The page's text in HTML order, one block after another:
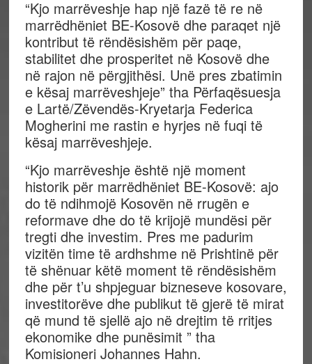
“Kjo marrëveshje hap një fazë të re në
marrëdhëniet BE-Kosovë dhe paraqet një
kontribut të rëndësishëm për paqe,
stabilitet dhe prosperitet në Kosovë dhe
në rajon në përgjithësi. Unë pres zbatimin
e kësaj marrëveshjeje” tha Përfaqësuesja
e Lartë/Zëvendës-Kryetarja Federica
Mogherini me rastin e hyrjes në fuqi të
kësaj marrëveshjeje.
“Kjo marrëveshje është një moment
historik për marrëdhëniet BE-Kosovë: ajo
do të ndihmojë Kosovën në rrugën e
reformave dhe do të krijojë mundësi për
tregti dhe investim. Pres me padurim
vizitën time të ardhshme në Prishtinë për
të shënuar këtë moment të rëndësishëm
dhe për t’u shpjeguar bizneseve kosovare,
investitorëve dhe publikut të gjerë të mirat
që mund të sjellë ajo në drejtim të rritjes
ekonomike dhe punësimit ” tha
Komisioneri Johannes Hahn.